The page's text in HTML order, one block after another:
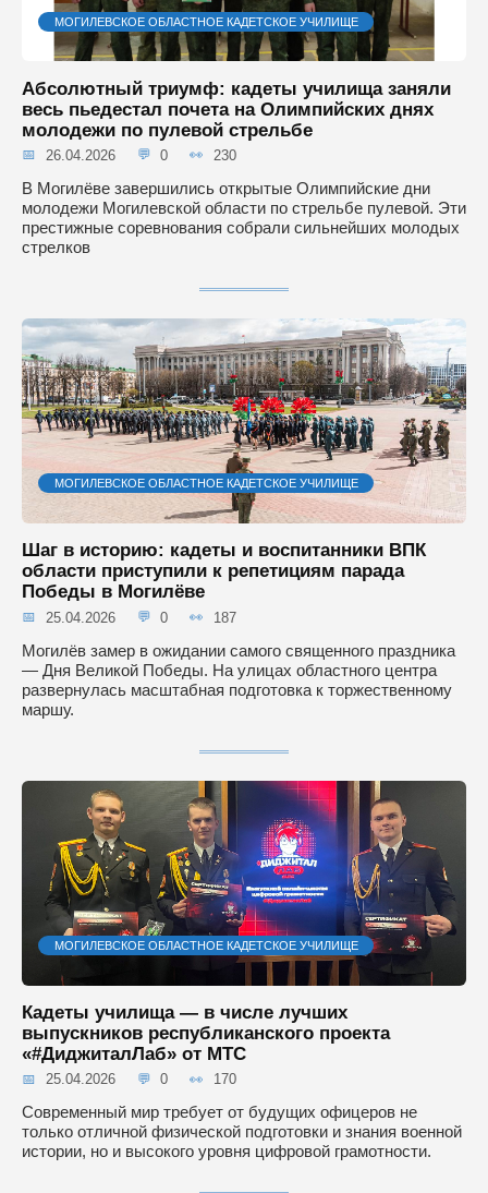
МОГИЛЕВСКОЕ ОБЛАСТНОЕ КАДЕТСКОЕ УЧИЛИЩЕ
Абсолютный триумф: кадеты училища заняли
весь пьедестал почета на Олимпийских днях
молодежи по пулевой стрельбе
26.04.2026 0 230
В Могилёве завершились открытые Олимпийские дни
молодежи Могилевской области по стрельбе пулевой. Эти
престижные соревнования собрали сильнейших молодых
стрелков
МОГИЛЕВСКОЕ ОБЛАСТНОЕ КАДЕТСКОЕ УЧИЛИЩЕ
Шаг в историю: кадеты и воспитанники ВПК
области приступили к репетициям парада
Победы в Могилёве
25.04.2026 0 187
Могилёв замер в ожидании самого священного праздника
— Дня Великой Победы. На улицах областного центра
развернулась масштабная подготовка к торжественному
маршу.
МОГИЛЕВСКОЕ ОБЛАСТНОЕ КАДЕТСКОЕ УЧИЛИЩЕ
Кадеты училища — в числе лучших
выпускников республиканского проекта
«#ДиджиталЛаб» от МТС
25.04.2026 0 170
Современный мир требует от будущих офицеров не
только отличной физической подготовки и знания военной
истории, но и высокого уровня цифровой грамотности.